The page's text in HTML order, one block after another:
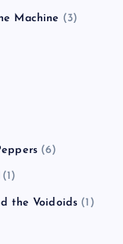
Machine (3)
(6)
(1)
the Voidoids (1)